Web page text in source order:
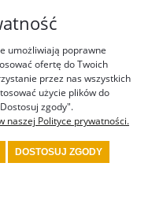
akcesoria rajdowe red spec
stilo przedstawiciel OMP
kask Stilo sklep rajdowy rally shop
wyposażenie bezpieczeństwa
samochodu rajdowego
kask fia skarpety fia
umożliwiają poprawne
ofertę do Twoich
przez nas wszystkich
użycie plików do
zgody".
naszej Polityce prywatności.
DOSTOSUJ ZGODY